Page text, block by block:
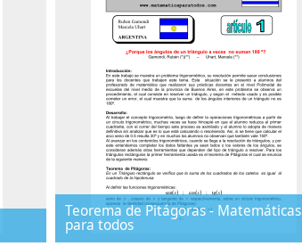
Teorema de Pitágoras - Matemáticas
para todos